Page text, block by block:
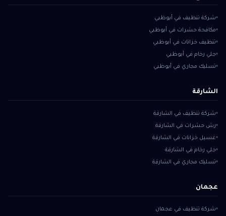
شركة تنظيف في أبوظبي
مكافحة حشرات في أبوظبي
تنظيف خزانات في أبوظبي
جلي رخام في أبوظبي
تسليك مجاري في أبوظبي
الشارقة
شركة تنظيف في الشارقة
رش حشرات في الشارقة
غسيل خزانات في الشارقة
جلي رخام في الشارقة
تسليك مجاري في الشارقة
عجمان
شركة تنظيف في عجمان